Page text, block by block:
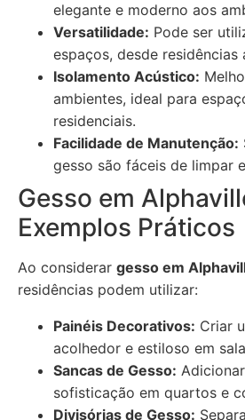
elegante e moderno aos
Versatilidade: Pode ser
espaços, desde residências
Isolamento Acústico:
ambientes, ideal para
residenciais.
Facilidade de Manutenção:
gesso são fáceis de limpar
Gesso em
Exemplos Práticos
Ao considerar gesso em
residências podem utilizar:
Painéis Decorativos: Criar
acolhedor e estiloso em
Sancas de Gesso:
sofisticação em quartos e
Divisórias de Gesso: